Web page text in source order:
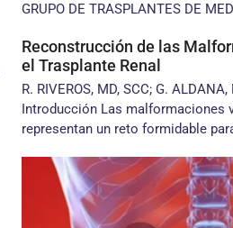
GRUPO DE TRASPLANTES DE
Reconstrucción de las
el Trasplante Renal
R. RIVEROS, MD, SCC; G.
Introducción Las malformaciones
representan un reto formidable